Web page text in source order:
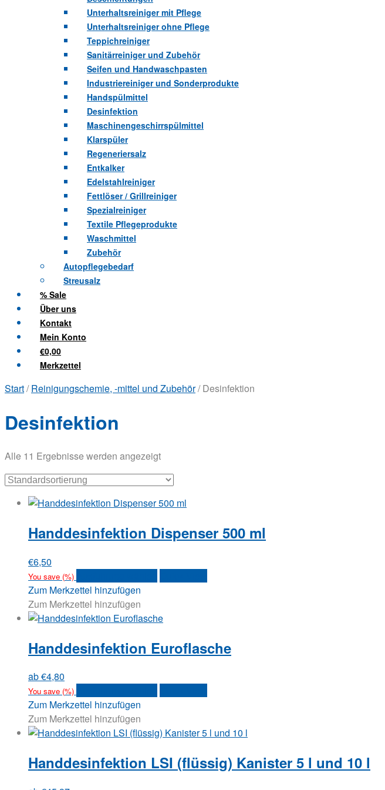
Unterhaltsreiniger mit Pflege
Unterhaltsreiniger ohne Pflege
Teppichreiniger
Sanitärreiniger und Zubehör
Seifen und Handwaschpasten
Industriereiniger und Sonderprodukte
Handspülmittel
Desinfektion
Maschinengeschirrspülmittel
Klarspüler
Regeneriersalz
Entkalker
Edelstahlreiniger
Fettlöser / Grillreiniger
Spezialreiniger
Textile Pflegeprodukte
Waschmittel
Zubehör
Autopflegebedarf
Streusalz
% Sale
Über uns
Kontakt
Mein Konto
€0,00
Merkzettel
Start/Reinigungschemie, -mittel und Zubehör/ Desinfektion
Desinfektion
Alle 11 Ergebnisse werden angezeigt
Handdesinfektion Dispenser 500 ml
€6,50
You save (%)
mehrere
auf.
Die
können
Produktseite
werden
Zum Merkzettel hinzufügen
Zum Merkzettel hinzufügen
Handdesinfektion Euroflasche
ab€4,80
You save (%)
mehrere
auf.
Die
Zum Merkzettel hinzufügen
Zum Merkzettel hinzufügen
Handdesinfektion LSI (flüssig) Kanister 5 l und 10 l